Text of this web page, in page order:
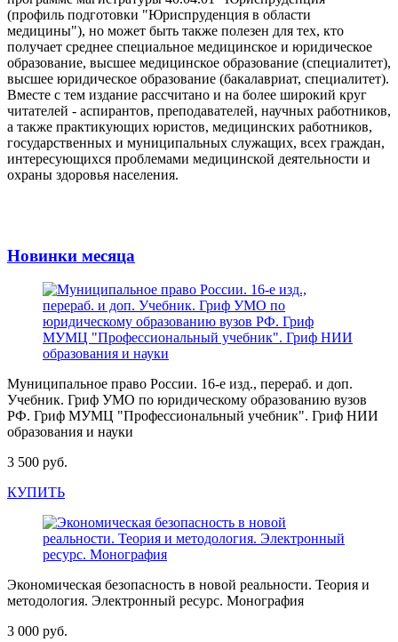
(профиль подготовки "Юриспруденция в области
медицины"), но может быть также полезен для тех, кто
получает среднее специальное медицинское и юридическое
образование, высшее медицинское образование (специалитет),
высшее юридическое образование (бакалавриат, специалитет).
Вместе с тем издание рассчитано и на более широкий круг
читателей - аспирантов, преподавателей, научных работников,
а также практикующих юристов, медицинских работников,
государственных и муниципальных служащих, всех граждан,
интересующихся проблемами медицинской деятельности и
охраны здоровья населения.
Новинки месяца
Муниципальное право России. 16-е изд., перераб. и доп.
Учебник. Гриф УМО по юридическому образованию вузов
РФ. Гриф МУМЦ "Профессиональный учебник". Гриф НИИ
образования и науки
3 500 руб.
КУПИТЬ
Экономическая безопасность в новой реальности. Теория и
методология. Электронный ресурс. Монография
3 000 руб.